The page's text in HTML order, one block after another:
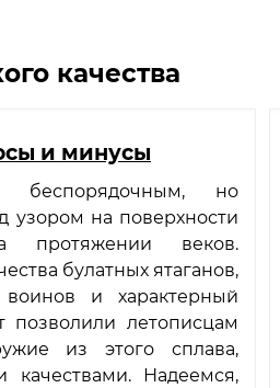
качества
и минусы
беспорядочным, но
узором на поверхности
протяжении веков.
булатных ятаганов,
воинов и характерный
позволили летописцам
из этого сплава,
качествами. Надеемся,